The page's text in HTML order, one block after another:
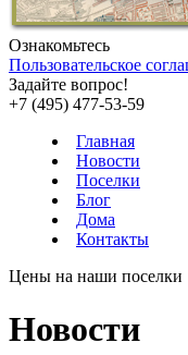
Ознакомьтесь
Пользовательское
Задайте вопрос!
+7 (495) 477-53-59
Главная
Новости
Поселки
Блог
Дома
Контакты
Цены на наши поселки
Новости